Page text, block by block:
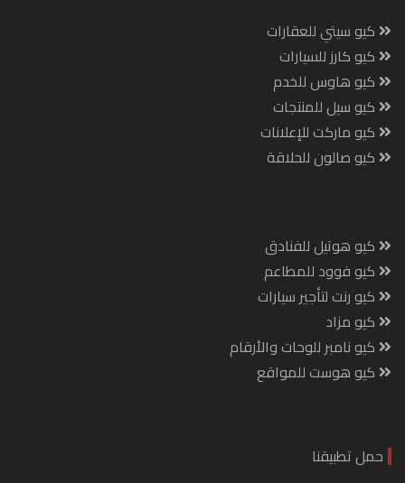
كيو سيتي للعقارات
كيو كارز للسيارات
كيو هاوس للخدم
كيو سيل للمنتجات
كيو ماركت للإعلانات
كيو صالون للحلاقة
كيو هوتيل للفنادق
كيو فوود للمطاعم
كيو رنت لتأجير سيارات
كيو مزاد
كيو نامبر للوحات والأرقام
كيو هوست للمواقع
حمل تطبيقنا